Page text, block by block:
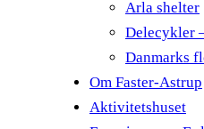
Arla shelter
Delecykler
Danmarks
Om Faster-Astrup
Aktivitetshuset